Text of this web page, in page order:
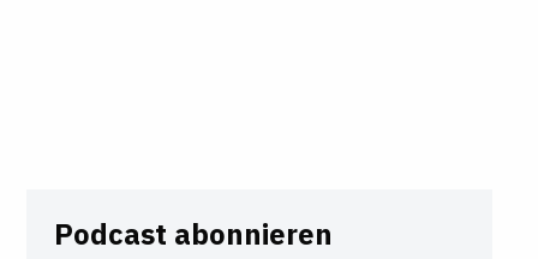
Podcast abonnieren